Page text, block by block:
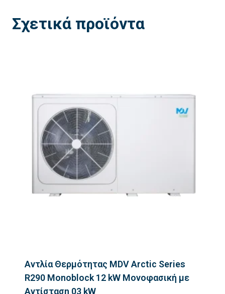
Σχετικά προϊόντα
Αντλία Θερμότητας MDV Arctic Series
R290 Monoblock 12 kW Μονοφασική με
Αντίσταση 03 kW